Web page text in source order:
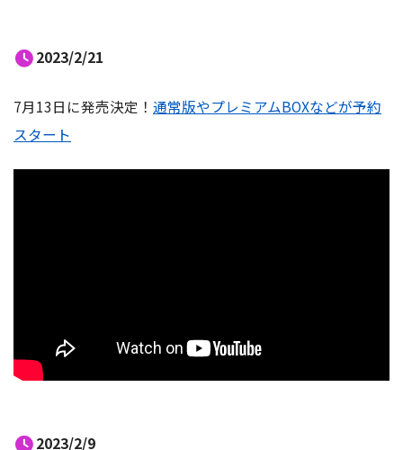
2023/2/21
7月13日に発売決定！ 通常版やプレミアムBOXなどが予約
スタート
2023/2/9